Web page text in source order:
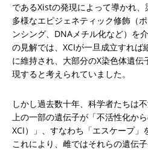
であるXistの発現によって導かれ
多様なエピジェネティック修飾（
ンシング、DNAメチル化など）を
の見解では、XCIが一旦成立すれば
に維持され、大部分のX染色体遺
現すると考えられていました。
しかし過去数十年、科学者たちは
上の一部の遺伝子が「不活性化か
XCI）」、すなわち「エスケープ」
これにより、雌ではそれらの遺伝